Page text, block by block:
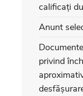
calificați
Anunt
privind